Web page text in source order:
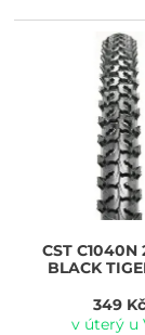
CSTC1040N
BLACK
349 Kč
v úterý u